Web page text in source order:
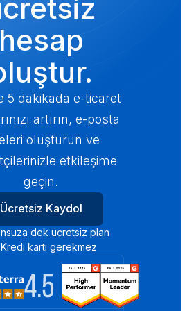
hesap
5 dakikada e-ticaret
artırın, e-posta
oluşturun ve
etkileşime
geçin.
Ücretsiz Kaydol
dek ücretsiz plan
Kredi kartı gerekmez